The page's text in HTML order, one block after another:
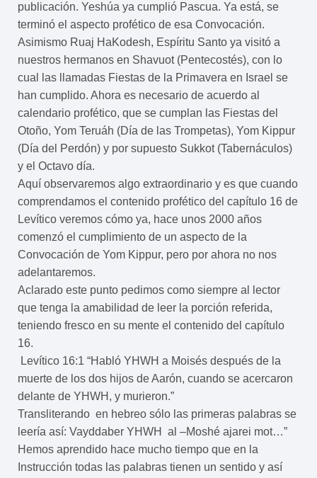
publicación. Yeshúa ya cumplió Pascua. Ya está, se
terminó el aspecto profético de esa Convocación.
Asimismo Ruaj HaKodesh, Espíritu Santo ya visitó a
nuestros hermanos en Shavuot (Pentecostés), con lo
cual las llamadas Fiestas de la Primavera en Israel se
han cumplido. Ahora es necesario de acuerdo al
calendario profético, que se cumplan las Fiestas del
Otoño, Yom Teruáh (Día de las Trompetas), Yom Kippur
(Día del Perdón) y por supuesto Sukkot (Tabernáculos)
y el Octavo día.
Aquí observaremos algo extraordinario y es que cuando
comprendamos el contenido profético del capítulo 16 de
Levítico veremos cómo ya, hace unos 2000 años
comenzó el cumplimiento de un aspecto de la
Convocación de Yom Kippur, pero por ahora no nos
adelantaremos.
Aclarado este punto pedimos como siempre al lector
que tenga la amabilidad de leer la porción referida,
teniendo fresco en su mente el contenido del capítulo
16.
Levítico 16:1 “Habló YHWH a Moisés después de la
muerte de los dos hijos de Aarón, cuando se acercaron
delante de YHWH, y murieron.”
Transliterando en hebreo sólo las primeras palabras se
leería así: Vayddaber YHWH al –Moshé ajarei mot…”
Hemos aprendido hace mucho tiempo que en la
Instrucción todas las palabras tienen un sentido y así